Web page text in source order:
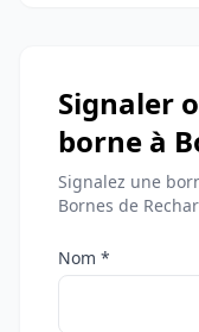
Signaler
borne à
Signalez une
Bornes de
Nom *